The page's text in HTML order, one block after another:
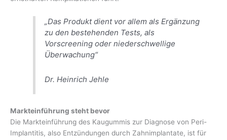
„Das Produkt dient vor allem als Ergänzung
zu den bestehenden Tests, als
Vorscreening oder niederschwellige
Überwachung“
Dr. Heinrich Jehle
Markteinführung steht bevor
Die Markteinführung des Kaugummis zur Diagnose von Peri-
Implantitis, also Entzündungen durch Zahnimplantate, ist für